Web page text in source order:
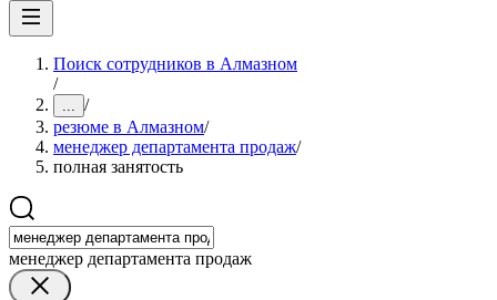
Поиск сотрудников в Алмазном
/
... /
резюме в Алмазном/
менеджер департамента продаж/
полная занятость
менеджер департамента продаж